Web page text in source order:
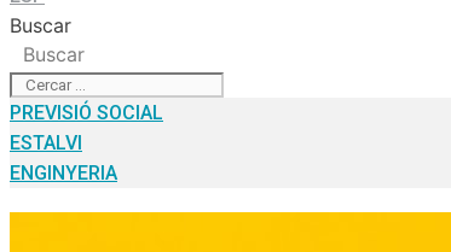
Buscar
Buscar
PREVISIÓ SOCIAL
ESTALVI
ENGINYERIA